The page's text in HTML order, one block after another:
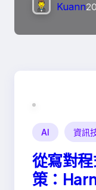
Kuann
AI 資訊
從寫對
策：